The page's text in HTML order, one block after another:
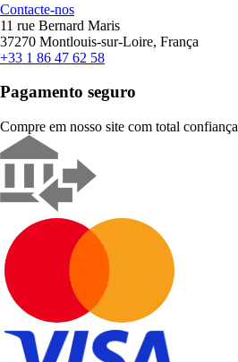
Contacte-nos
11 rue Bernard Maris
37270 Montlouis-sur-Loire, França
+33 1 86 47 62 58
Pagamento seguro
Compre em nosso site com total confiança